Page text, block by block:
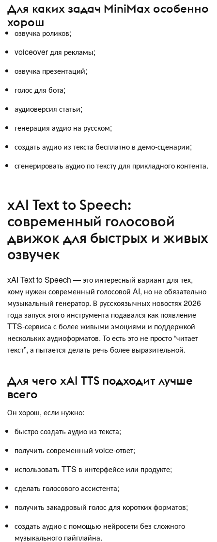
Для каких задач MiniMax особенно
хорош
озвучка роликов;
voiceover для рекламы;
озвучка презентаций;
голос для бота;
аудиоверсия статьи;
генерация аудио на русском;
создать аудио из текста бесплатно в демо-сценарии;
сгенерировать аудио по тексту для прикладного контента.
xAI Text to Speech:
современный голосовой
движок для быстрых и живых
озвучек
xAI Text to Speech — это интересный вариант для тех,
кому нужен современный голосовой AI, но не обязательно
музыкальный генератор. В русскоязычных новостях 2026
года запуск этого инструмента подавался как появление
TTS-сервиса с более живыми эмоциями и поддержкой
нескольких аудиоформатов. То есть это не просто “читает
текст”, а пытается делать речь более выразительной.
Для чего xAI TTS подходит лучше
всего
Он хорош, если нужно:
быстро создать аудио из текста;
получить современный voice-ответ;
использовать TTS в интерфейсе или продукте;
сделать голосового ассистента;
получить закадровый голос для коротких форматов;
создать аудио с помощью нейросети без сложного
музыкального пайплайна.